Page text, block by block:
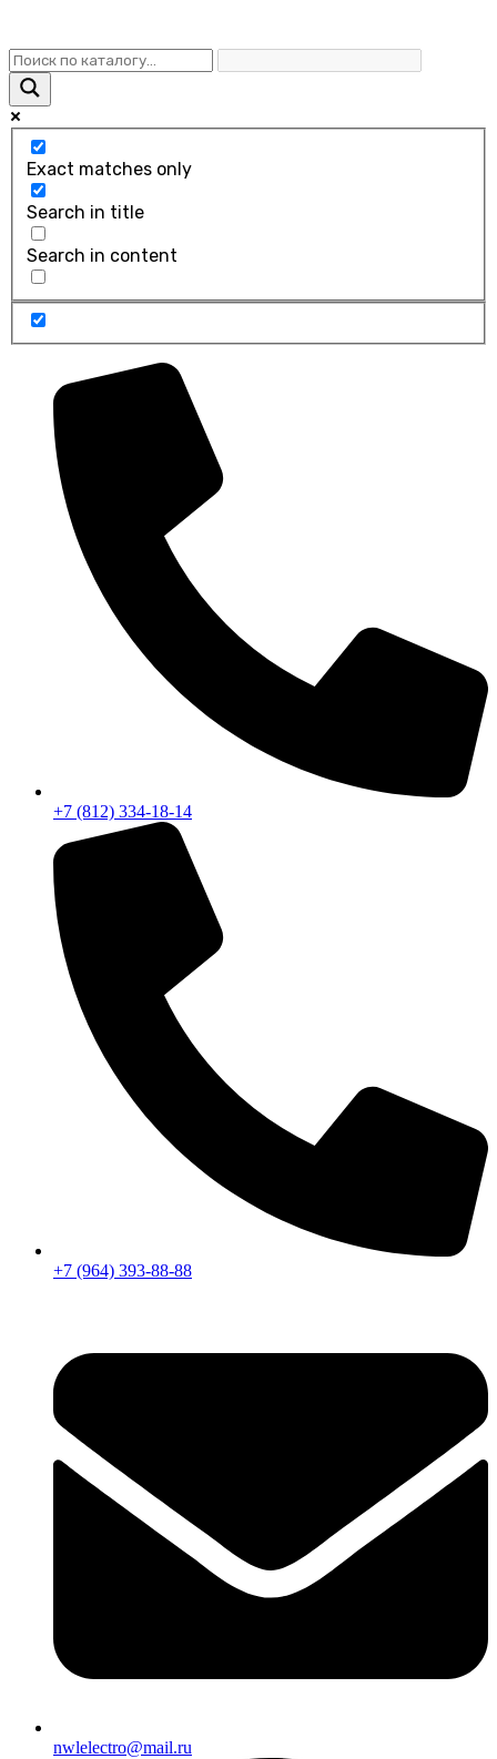
Exact matches only
Search in title
Search in content
+7 (812) 334-18-14
+7 (964) 393-88-88
nwlelectro@mail.ru